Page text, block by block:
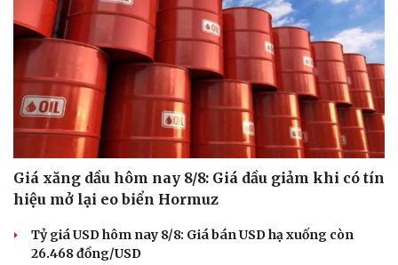
Giá xăng dầu hôm nay 8/8: Giá dầu giảm khi có tín
hiệu mở lại eo biển Hormuz
Tỷ giá USD hôm nay 8/8: Giá bán USD hạ xuống còn
26.468 đồng/USD